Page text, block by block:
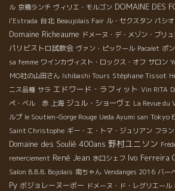
ル 京橋ランチ ヴィリエ・モルゴン DOMAINE DES
l'Estrada 台北 Beaujolais Fair ル・セクスタン パシ
Domaine Richeaume ドメーヌ・デ・メゾン・ブリュ
パリビストロ試飲会 ヴァン・ピックール Pacalet ポ
sa femme ワインカヴィスト・ロックス・オフ サロン
ＭО社の山田さん Ishibashi Tours Stéphane Tissot
ニス品種 サラ エドワード・ラフィット Vin RITA
ペ・ベル 赤 上海 ジュル・ショーヴェ La Revue du
ルプ le Soutien-Gorge Rouge Ueda Ayumi san Tokyo
Saint Christophe ギー・エ・トマ・ジュリアン フラ
Domaine des Soulié 400ans 野村ユニソン
remerciement René Jean 水口シェフ Ivo Ferreira
Salon B.B.B. Bojolais 南ちゃん Vendanges 2016 バー
Py ボジョレーヌーボー ドメーヌ・ド・レグリエール